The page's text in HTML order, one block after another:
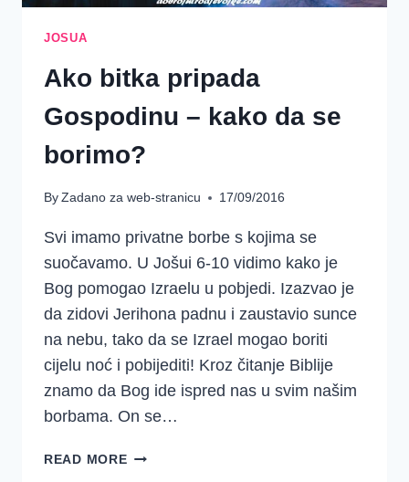
JOSUA
Ako bitka pripada
Gospodinu – kako da se
borimo?
ByZadano za web-stranicu 17/09/2016
Svi imamo privatne borbe s kojima se
suočavamo. U Jošui 6-10 vidimo kako je
Bog pomogao Izraelu u pobjedi. Izazvao je
da zidovi Jerihona padnu i zaustavio sunce
na nebu, tako da se Izrael mogao boriti
cijelu noć i pobijediti! Kroz čitanje Biblije
znamo da Bog ide ispred nas u svim našim
borbama. On se…
READ MOREAKO